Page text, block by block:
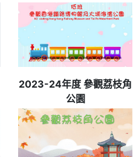
2023-24年度 參觀荔枝角
公園